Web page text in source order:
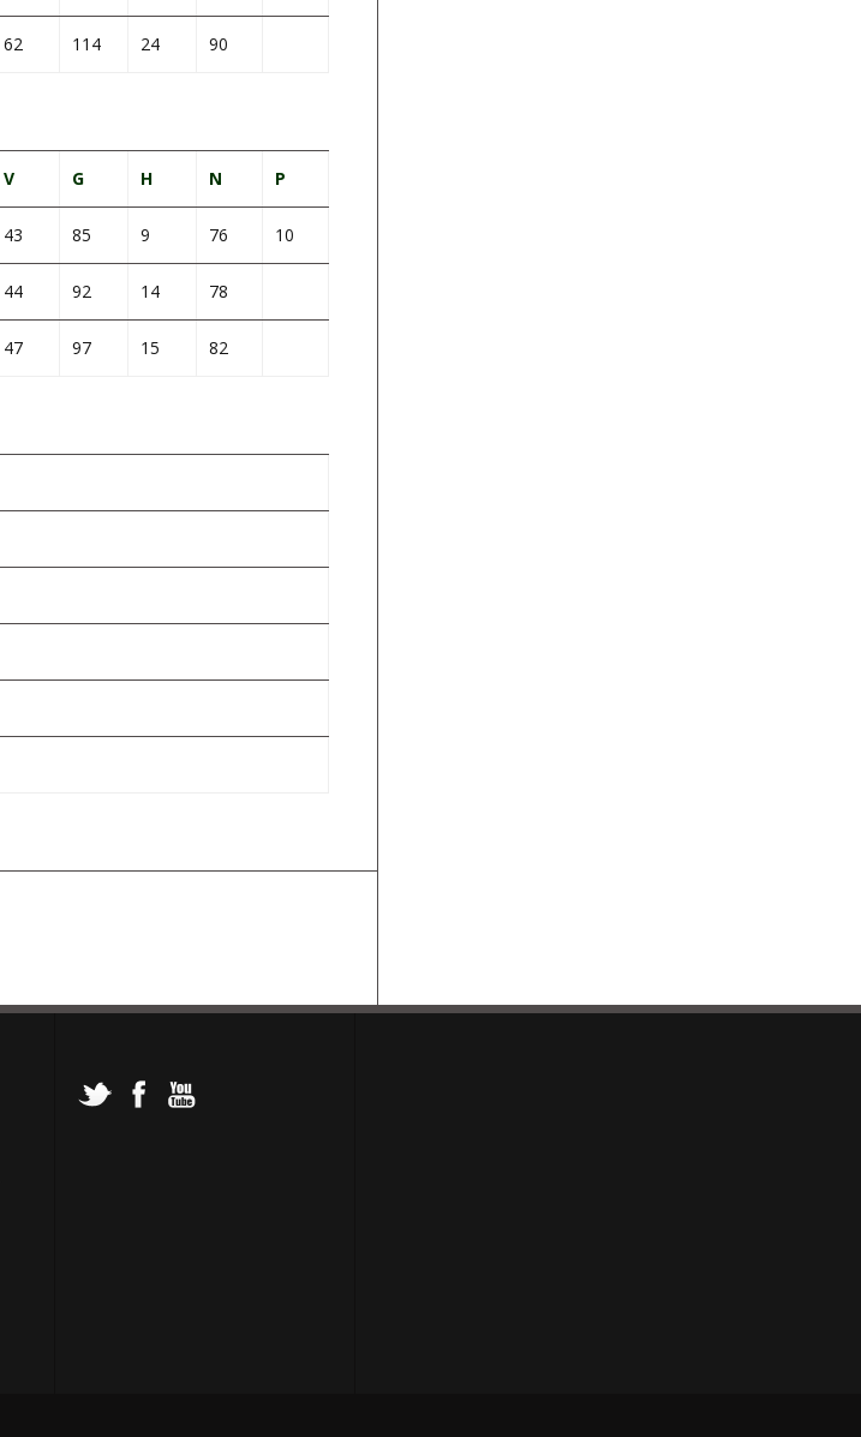
62 114 24 90
V G H N P
43 85 9 76 10
44 92 14 78
47 97 15 82